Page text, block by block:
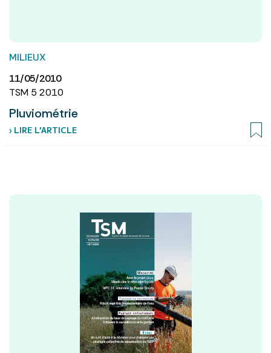
MILIEUX
11/05/2010
TSM 5 2010
Pluviométrie
› LIRE L’ARTICLE